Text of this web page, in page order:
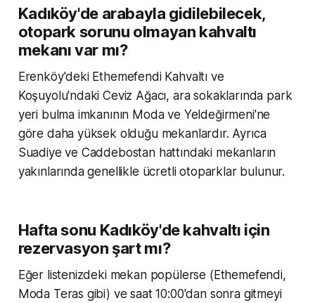
Kadıköy'de arabayla gidilebilecek,
otopark sorunu olmayan kahvaltı
mekanı var mı?
Erenköy'deki Ethemefendi Kahvaltı ve
Koşuyolu'ndaki Ceviz Ağacı, ara sokaklarında park
yeri bulma imkanının Moda ve Yeldeğirmeni'ne
göre daha yüksek olduğu mekanlardır. Ayrıca
Suadiye ve Caddebostan hattındaki mekanların
yakınlarında genellikle ücretli otoparklar bulunur.
Hafta sonu Kadıköy'de kahvaltı için
rezervasyon şart mı?
Eğer listenizdeki mekan popülerse (Ethemefendi,
Moda Teras gibi) ve saat 10:00'dan sonra gitmeyi